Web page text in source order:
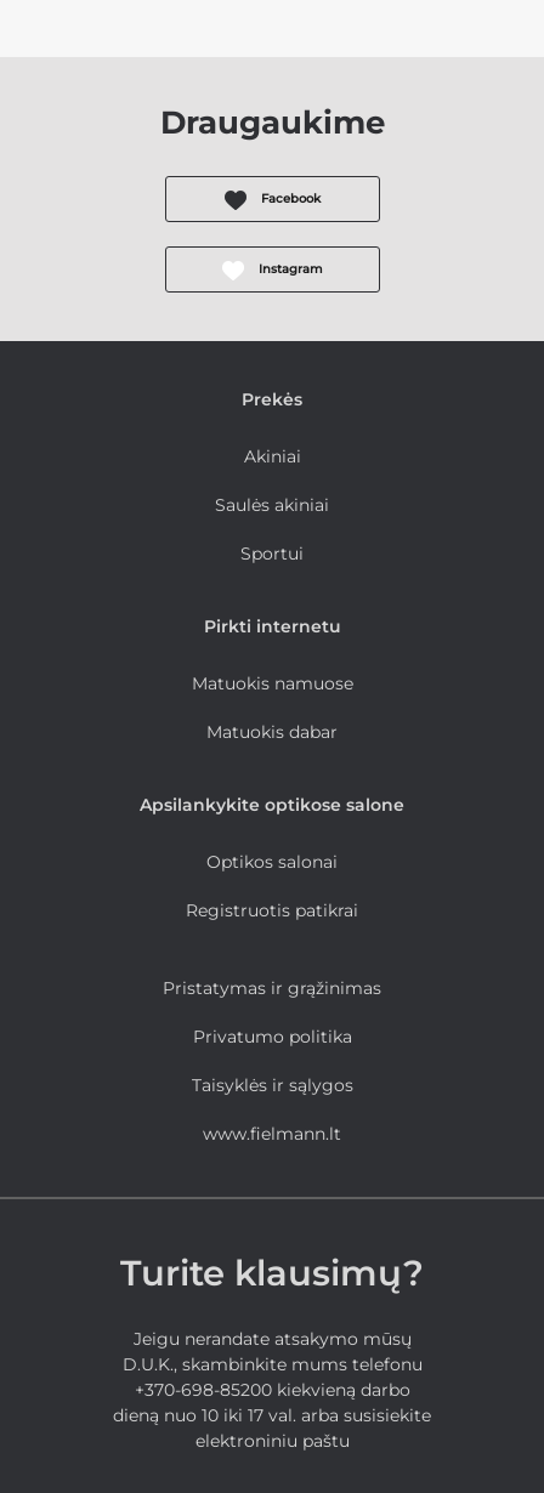
Draugaukime
Facebook
Instagram
Prekės
Akiniai
Saulės akiniai
Sportui
Pirkti internetu
Matuokis namuose
Matuokis dabar
Apsilankykite optikose salone
Optikos salonai
Registruotis patikrai
Pristatymas ir grąžinimas
Privatumo politika
Taisyklės ir sąlygos
www.fielmann.lt
Turite klausimų?
Jeigu nerandate atsakymo mūsų
D.U.K., skambinkite mums telefonu
+370-698-85200 kiekvieną darbo
dieną nuo 10 iki 17 val. arba susisiekite
elektroniniu paštu